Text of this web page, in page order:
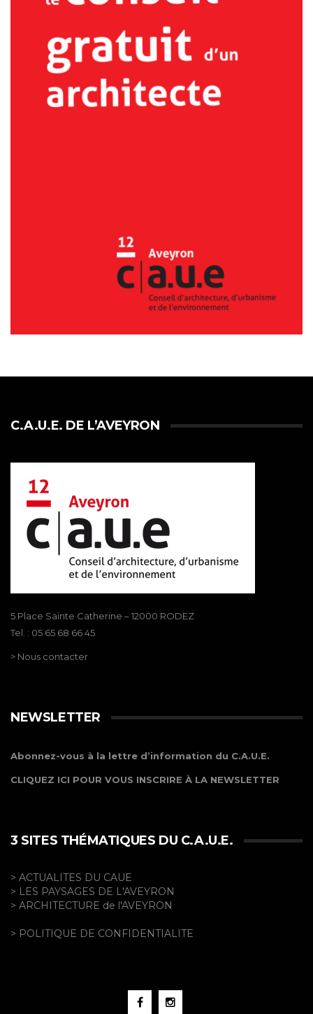
C.A.U.E. DE L’AVEYRON
5 Place Sainte Catherine – 12000 RODEZ
Tel. : 05 65 68 66 45
> Nous contacter
NEWSLETTER
Abonnez-vous à la lettre d’information du C.A.U.E.
CLIQUEZ ICI POUR VOUS INSCRIRE À LA NEWSLETTER
3 SITES THÉMATIQUES DU C.A.U.E.
> ACTUALITES DU CAUE
> LES PAYSAGES DE L'AVEYRON
> ARCHITECTURE de l'AVEYRON
> POLITIQUE DE CONFIDENTIALITE